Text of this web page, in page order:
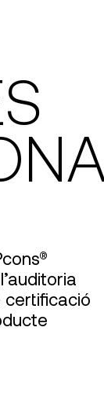
certificació